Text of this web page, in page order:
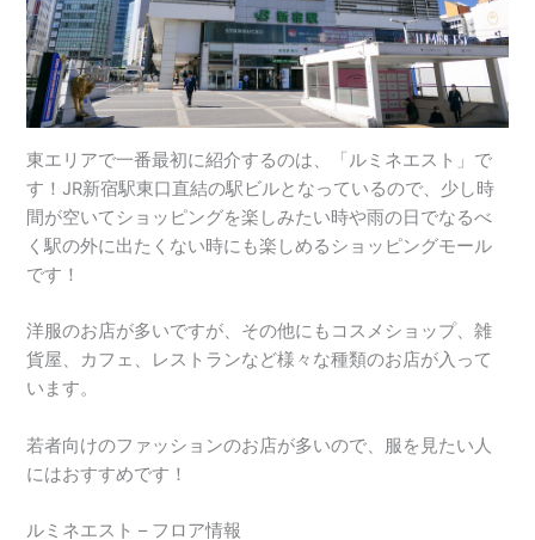
東エリアで一番最初に紹介するのは、「ルミネエスト」で
す！JR新宿駅東口直結の駅ビルとなっているので、少し時
間が空いてショッピングを楽しみたい時や雨の日でなるべ
く駅の外に出たくない時にも楽しめるショッピングモール
です！
洋服のお店が多いですが、その他にもコスメショップ、雑
貨屋、カフェ、レストランなど様々な種類のお店が入って
います。
若者向けのファッションのお店が多いので、服を見たい人
にはおすすめです！
ルミネエスト – フロア情報